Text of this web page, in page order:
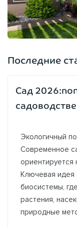
Последние
Сад
Экологичный
Современное
ориентируется
Ключевая идея
биосистемы,
растения,
природные